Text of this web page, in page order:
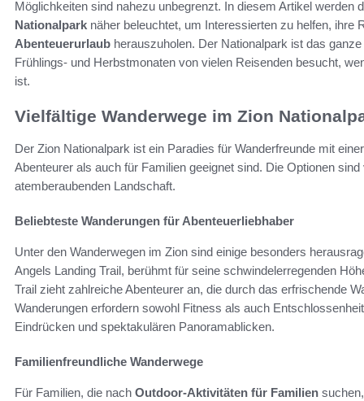
Möglichkeiten sind nahezu unbegrenzt. In diesem Artikel werden
Nationalpark näher beleuchtet, um Interessierten zu helfen, ihre
Abenteuerurlaub herauszuholen. Der Nationalpark ist das
Frühlings- und Herbstmonaten von vielen Reisenden besucht,
ist.
Vielfältige Wanderwege im Zion
Der Zion Nationalpark ist ein Paradies für Wanderfreunde mit
Abenteurer als auch für Familien geeignet sind. Die Optionen
atemberaubenden Landschaft.
Beliebteste Wanderungen für Abenteuerliebhaber
Unter den Wanderwegen im Zion sind einige besonders
Angels Landing Trail, berühmt für seine schwindelerregenden
Trail zieht zahlreiche Abenteurer an, die durch das erfrischende
Wanderungen erfordern sowohl Fitness als auch
Eindrücken und spektakulären Panoramablicken.
Familienfreundliche Wanderwege
Für Familien, die nach Outdoor-Aktivitäten für Familien